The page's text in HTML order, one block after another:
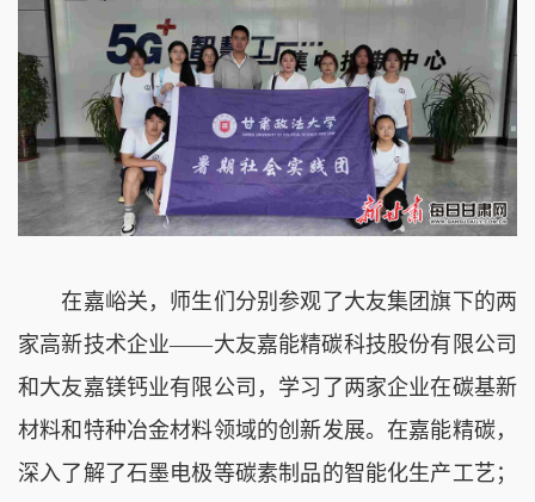
在嘉峪关，师生们分别参观了大友集团旗下的两
家高新技术企业——大友嘉能精碳科技股份有限公司
和大友嘉镁钙业有限公司，学习了两家企业在碳基新
材料和特种冶金材料领域的创新发展。在嘉能精碳，
深入了解了石墨电极等碳素制品的智能化生产工艺；